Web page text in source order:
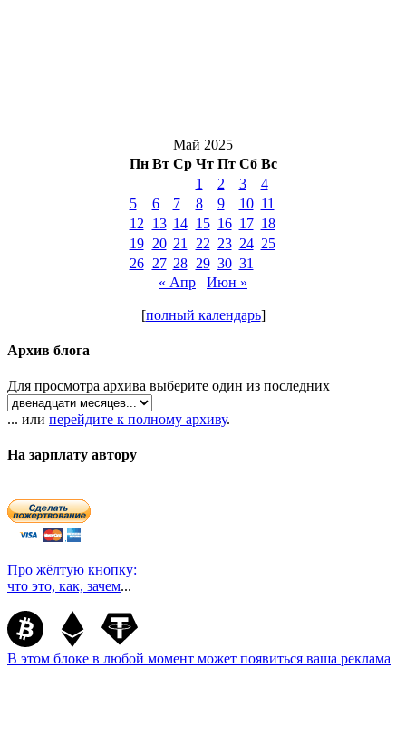
Май 2025
Пн Вт Ср Чт Пт Сб Вс
1
2 3
4
5
6 7 8 9 10 11
12
13 14 15 16 17 18
19
20 21 22 23 24 25
26
27 28 29 30 31
« Апр
Июн »
[полный календарь]
Архив блога
Для просмотра архива выберите один из последних
... или перейдите к полному архиву.
На зарплату автору
Про жёлтую кнопку:
что это, как, зачем...
В этом блоке в любой момент может появиться ваша реклама